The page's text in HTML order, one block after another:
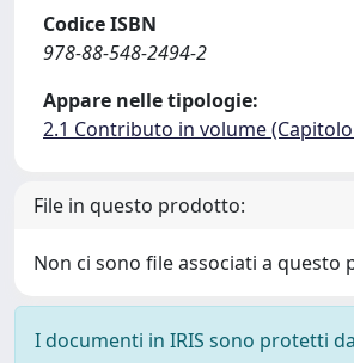
Codice ISBN
978-88-548-2494-2
Appare nelle tipologie:
2.1 Contributo in volume
File in questo prodotto:
Non ci sono file associati a questo
I documenti in IRIS sono protetti